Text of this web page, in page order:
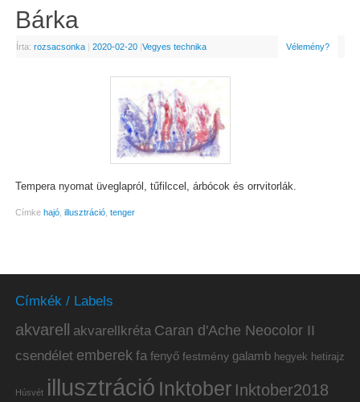
Bárka
Írta: rozsacsonka 2020-02-20 Vegyes technika Vélemény?
Tempera nyomat üveglapról, tűfilccel, árbócok és orrvitorlák.
Címke hajó, illusztráció, tenger
Címkék / Labels
akvarell akvarellkréta Caran d'Ache Neocolor II
csendélet emberek fa fenyő festmény galamb hegyek hetirajz
Húsvét illusztráció Inktober Inktober2018